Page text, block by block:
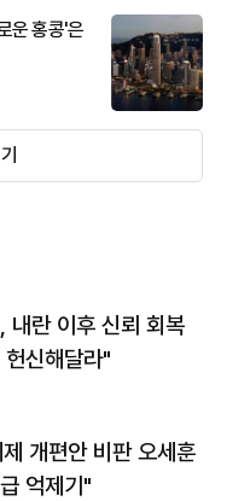
운 홍콩'은
내란 이후 신뢰 회복
신해달라"
개편안 비판 오세훈
억제기"